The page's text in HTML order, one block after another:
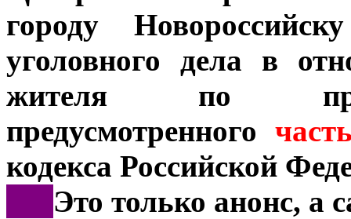
городу
уголовного дела в
жителя по
предусмотренного
кодекса Российской
Это только анонс, а